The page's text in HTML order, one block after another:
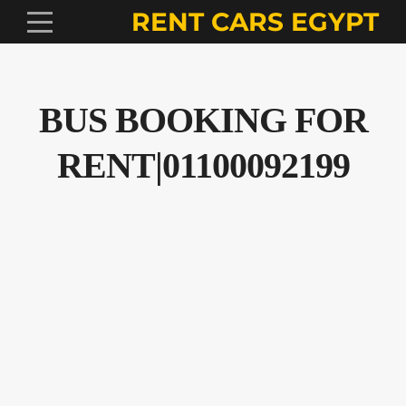
RENT CARS EGYPT
BUS BOOKING FOR
RENT|01100092199